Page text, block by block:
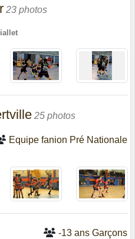
23 photos
25 photos
Equipe fanion Pré Nationale
-13 ans Garçons